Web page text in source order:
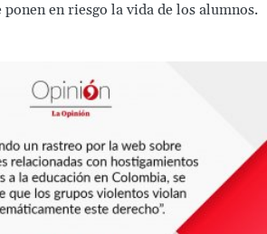
en riesgo la vida de los alumnos.